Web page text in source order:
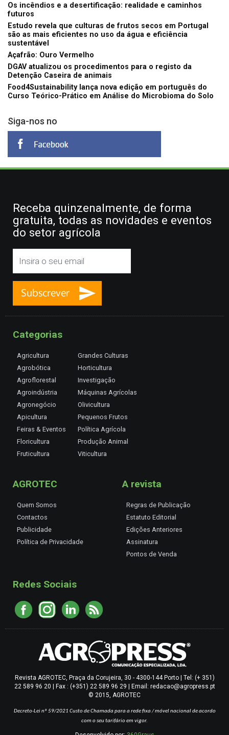
Os incêndios e a desertificação: realidade e caminhos
futuros
Estudo revela que culturas de frutos secos em Portugal
são as mais eficientes no uso da água e eficiência
sustentável
Açafrão: Ouro Vermelho
DGAV atualizou os procedimentos para o registo da
Detenção Caseira de animais
Food4Sustainability lança nova edição em português do
Curso Teórico-Prático em Análise do Microbioma do Solo
Siga-nos no
Receba quinzenalmente, de forma
gratuita, todas as novidades e eventos
do setor agrícola
Categorias
Agricultura
Agrobótica
Agroflorestal
Agroindústria
Agronegócio
Apicultura
Feiras & Eventos
Floricultura
Fruticultura
Grandes Culturas
Horticultura
Investigação
Máquinas Agrícolas
Olivicultura
Pequenos Frutos
Política Agrícola
Produção Animal
Viticultura
AGROTEC
Quem Somos
Contactos
Publicidade
Política de Privacidade
A revista
Regras de Publicação
Estatuto Editorial
Edições Anteriores
Assinatura
Pontos de Venda
Redes Sociais
Revista AGROTEC, Praça da Corujeira, 30 - 4300-144 Porto | Tel: (+ 351)
22 589 96 20 | Fax : (+351) 22 589 96 29 | Email: redacao@agropress.pt
© 2015, AGROTEC
Decreto-Lei nº 59/2021 Custo de Chamada para a rede fixa / móvel nacional de acordo
com o seu tarifário em vigor.